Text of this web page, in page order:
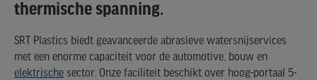
thermische spanning.
SRT Plastics biedt geavanceerde abrasieve watersnijservices
met een enorme capaciteit voor de automotive, bouw en
elektrische sector. Onze faciliteit beschikt over hoog-portaal 5-